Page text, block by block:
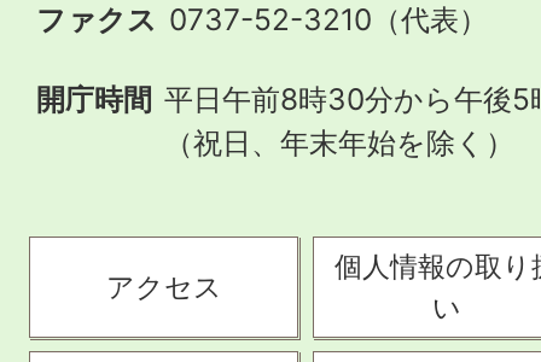
ファクス 0737-52-3210（代表）
開庁時間 平日午前8時30分から午後5
（祝日、年末年始を除く）
アクセス
個人情報の取り
い